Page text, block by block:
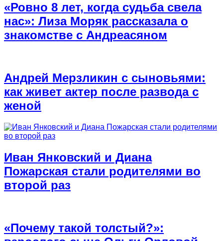
«Ровно 8 лет, когда судьба свела
нас»: Лиза Моряк рассказала о
знакомстве с Андреасяном
Андрей Мерзликин с сыновьями:
как живет актер после развода с
женой
Иван Янковский и Диана
Пожарская стали родителями во
второй раз
«Почему такой толстый?»: